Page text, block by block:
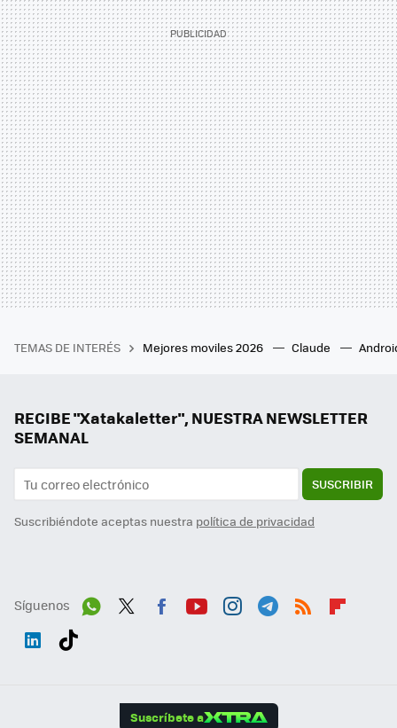
TEMAS DE INTERÉS Mejores moviles 2026 Claude
RECIBE "Xatakaletter", NUESTRA NEWSLETTER
SEMANAL
SUSCRIBIR
Suscribiéndote aceptas nuestra política de privacidad
Síguenos
Suscríbete a